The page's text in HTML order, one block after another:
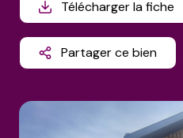
l'équipe
barèmes
Télécharger la fiche
Partager ce bien